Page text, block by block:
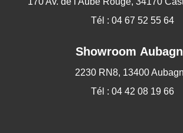
Tél : 04 67 52 55 64
Showroom
2230 RN8, 13400
Tél : 04 42 08 19 66